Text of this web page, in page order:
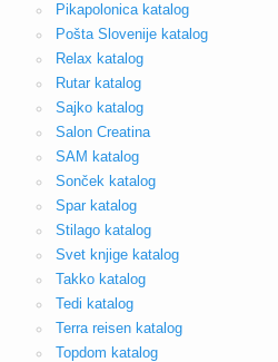
Pikapolonica katalog
Pošta Slovenije katalog
Relax katalog
Rutar katalog
Sajko katalog
Salon Creatina
SAM katalog
Sonček katalog
Spar katalog
Stilago katalog
Svet knjige katalog
Takko katalog
Tedi katalog
Terra reisen katalog
Topdom katalog